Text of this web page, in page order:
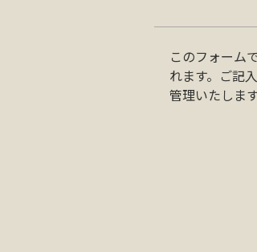
このフォーム
れます。ご記
管理いたしま